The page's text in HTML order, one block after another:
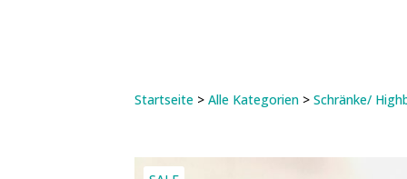
Startseite >Alle Kategorien >Schränke/